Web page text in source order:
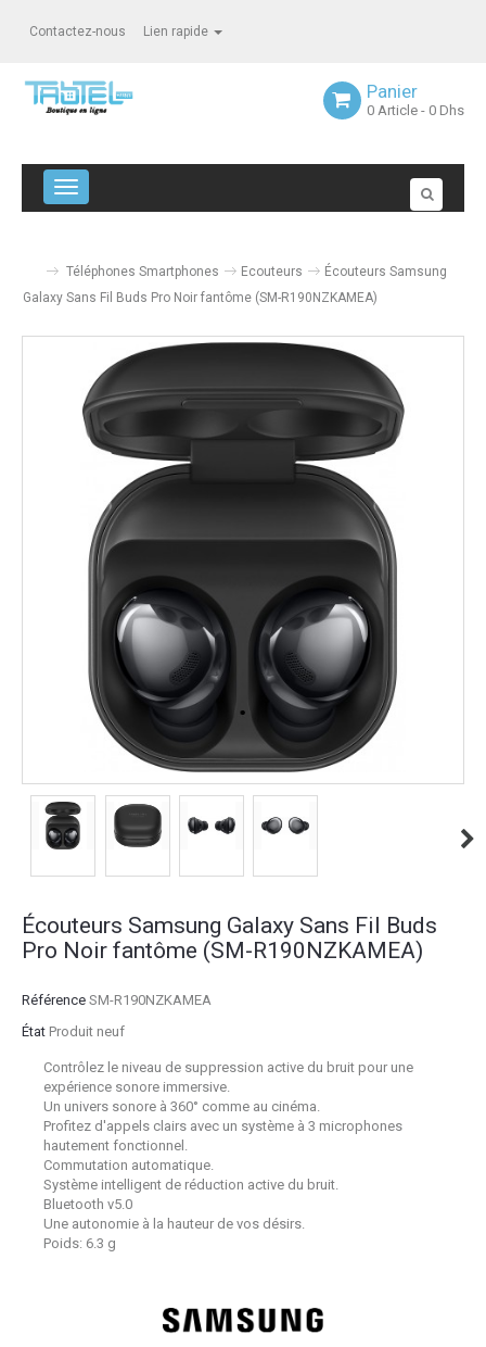
Contactez-nous Lien rapide
Panier
0 Article - 0 Dhs
Navigation bascule
Téléphones Smartphones Ecouteurs
Écouteurs Samsung
Galaxy Sans Fil Buds Pro Noir fantôme (SM-R190NZKAMEA)
Écouteurs Samsung Galaxy Sans Fil Buds
Pro Noir fantôme (SM-R190NZKAMEA)
Référence SM-R190NZKAMEA
État Produit neuf
Contrôlez le niveau de suppression active du bruit pour une
expérience sonore immersive.
Un univers sonore à 360° comme au cinéma.
Profitez d'appels clairs avec un système à 3 microphones
hautement fonctionnel.
Commutation automatique.
Système intelligent de réduction active du bruit.
Bluetooth v5.0
Une autonomie à la hauteur de vos désirs.
Poids: 6.3 g